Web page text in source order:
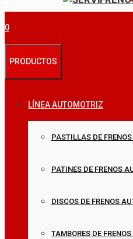
0
PRODUCTOS
LÍNEA AUTOMOTRIZ
PASTILLAS DE
PATINES DE FRENOS
DISCOS DE FRENOS
TAMBORES DE